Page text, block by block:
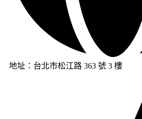
地址：台北市松江路 363 號 3 樓